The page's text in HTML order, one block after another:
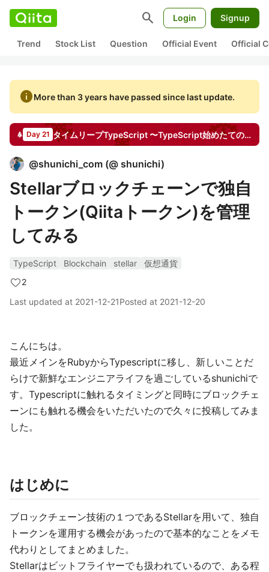
search Login Signup
Trend Stock List Question Official Event Official
infoMore than 3 years have passed since last update.
Day 21 タイムリープTypeScript 〜TypeScript始めたてのあの頃に知っておきたかったこと〜
@shunichi_com (@ shunichi)
Stellarブロックチェーンで独自
トークン(Qiitaトークン)を管理
してみる
TypeScript Blockchain stellar
仮想通貨
2
Last updated at 2021-12-21Posted at 2021-12-20
こんにちは。
最近メインをRubyからTypescriptに移し、新しいことだ
らけで新鮮なエンジニアライフを過ごしているshunichiで
す。Typescriptに触れるタイミングと同時にブロックチェ
ーンにも触れる機会をいただいたので久々に投稿してみま
した。
はじめに
ブロックチェーン技術の１つであるStellarを用いて、独自
トークンを運用する機会があったので基本的なことをメモ
代わりとしてまとめました。
Stellarはビットフライヤーでも扱われているので、ある程